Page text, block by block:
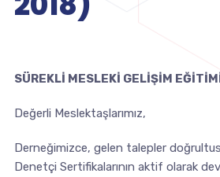
SÜREKLİ MESLEKİ GELİŞİM
Değerli Meslektaşlarımız,
Derneğimizce, gelen talepler
Denetçi Sertifikalarının aktif olarak